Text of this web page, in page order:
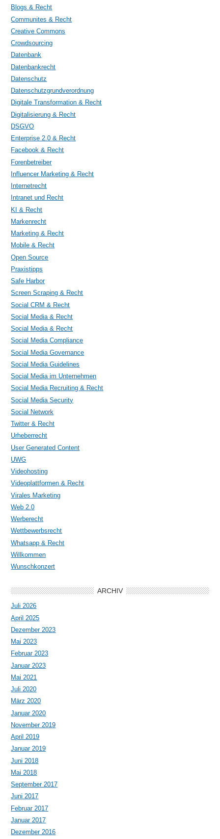
Blogs & Recht
Communites & Recht
Creative Commons
Crowdsourcing
Datenbank
Datenbankrecht
Datenschutz
Datenschutzgrundverordnung
Digitale Transformation & Recht
Digitalisierung & Recht
DSGVO
Enterprise 2.0 & Recht
Facebook & Recht
Forenbetreiber
Influencer Marketing & Recht
Internetrecht
Intranet und Recht
KI & Recht
Markenrecht
Marketing & Recht
Mobile & Recht
Open Source
Praxistipps
Safe Harbor
Screen Scraping & Recht
Social CRM & Recht
Social Media & Recht
Social Media & Recht
Social Media Compliance
Social Media Governance
Social Media Guidelines
Social Media im Unternehmen
Social Media Recruiting & Recht
Social Media Security
Social Network
Twitter & Recht
Urheberrecht
User Generated Content
UWG
Videohosting
Videoplattformen & Recht
Virales Marketing
Web 2.0
Werberecht
Wettbewerbsrecht
Whatsapp & Recht
Willkommen
Wunschkonzert
ARCHIV
Juli 2026
April 2025
Dezember 2023
Mai 2023
Februar 2023
Januar 2023
Mai 2021
Juli 2020
März 2020
Januar 2020
November 2019
April 2019
Januar 2019
Juni 2018
Mai 2018
September 2017
Juni 2017
Februar 2017
Januar 2017
Dezember 2016